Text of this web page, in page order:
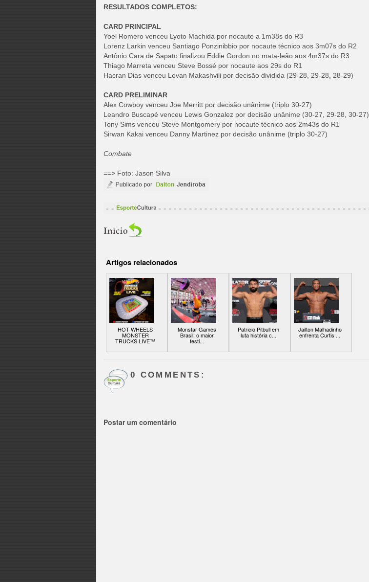
RESULTADOS COMPLETOS:
CARD PRINCIPAL
Yoel Romero venceu Lyoto Machida por nocaute a 1m38s do R3
Lorenz Larkin venceu Santiago Ponzinibbio por nocaute técnico aos 3m07s do R2
Antônio Cara de Sapato finalizou Eddie Gordon no mata-leão aos 4m37s do R3
Thiago Marreta venceu Steve Bossé por nocaute aos 29s do R1
Hacran Dias venceu Levan Makashvili por decisão dividida (29-28, 29-28, 28-29)
CARD PRELIMINAR
Alex Cowboy venceu Joe Merritt por decisão unânime (triplo 30-27)
Leandro Buscapé venceu Lewis Gonzalez por decisão unânime (30-27, 29-28, 30-27)
Tony Sims venceu Steve Montgomery por nocaute técnico aos 2m43s do R1
Sirwan Kakai venceu Danny Martinez por decisão unânime (triplo 30-27)
Combate
==> Foto: Jason Silva
Artigos relacionados
HOT WHEELS
MONSTER
TRUCKS LIVE™
Monstar Games
Brasil: o maior
festi...
Patricio Pitbull em
luta história c...
Jailton Malhadinho
enfrenta Curtis ...
0 COMMENTS:
Postar um comentário